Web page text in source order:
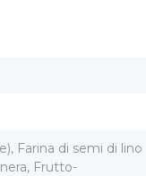
Farina di semi di lino
Frutto-